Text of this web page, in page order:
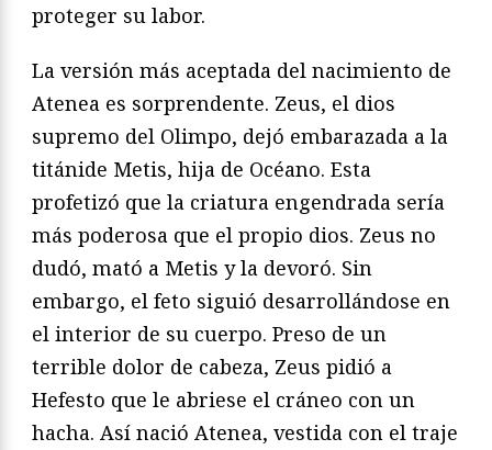
proteger su labor.
La versión más aceptada del nacimiento de
Atenea es sorprendente. Zeus, el dios
supremo del Olimpo, dejó embarazada a la
titánide Metis, hija de Océano. Esta
profetizó que la criatura engendrada sería
más poderosa que el propio dios. Zeus no
dudó, mató a Metis y la devoró. Sin
embargo, el feto siguió desarrollándose en
el interior de su cuerpo. Preso de un
terrible dolor de cabeza, Zeus pidió a
Hefesto que le abriese el cráneo con un
hacha. Así nació Atenea, vestida con el traje